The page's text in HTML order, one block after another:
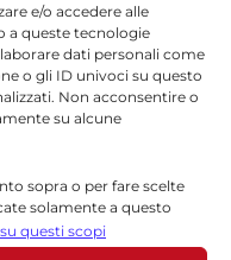
e/o accedere alle
a queste tecnologie
dati personali come
o gli ID univoci su questo
Non acconsentire o
su alcune
sopra o per fare scelte
solamente a questo
in qualsiasi momento,
i pulsanti della Cookie
questi scopi